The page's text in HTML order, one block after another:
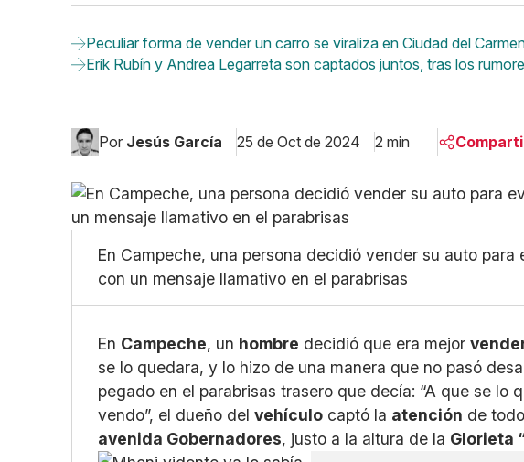
Peculiar forma de vender un carro se viraliza en Ciudad del
Erik Rubín y Andrea Legarreta son captados juntos, tras los
Por Jesús García 25 de Oct de 2024 2 min
En Campeche, una persona decidió vender su auto
con un mensaje llamativo en el parabrisas
En Campeche, un hombre decidió que era mejor
se lo quedara, y lo hizo de una manera que no pasó
pegado en el parabrisas trasero que decía: “A que se lo
vendo”, el dueño delvehículo captó la atención de
avenida Gobernadores, justo a la altura de la Glorieta